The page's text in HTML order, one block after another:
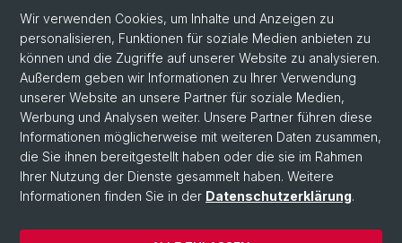
Quick Links
Kontakt
Wichtige Links & Fotogalerie
Social Media
Instagram
Wir verwenden Cookies, um Inhalte und Anzeigen zu
personalisieren, Funktionen für soziale Medien anbieten zu
können und die Zugriffe auf unserer Website zu analysieren.
Außerdem geben wir Informationen zu Ihrer Verwendung
unserer Website an unsere Partner für soziale Medien,
Werbung und Analysen weiter. Unsere Partner führen diese
Informationen möglicherweise mit weiteren Daten zusammen,
die Sie ihnen bereitgestellt haben oder die sie im Rahmen
Ihrer Nutzung der Dienste gesammelt haben. Weitere
Informationen finden Sie in der Datenschutzerklärung.